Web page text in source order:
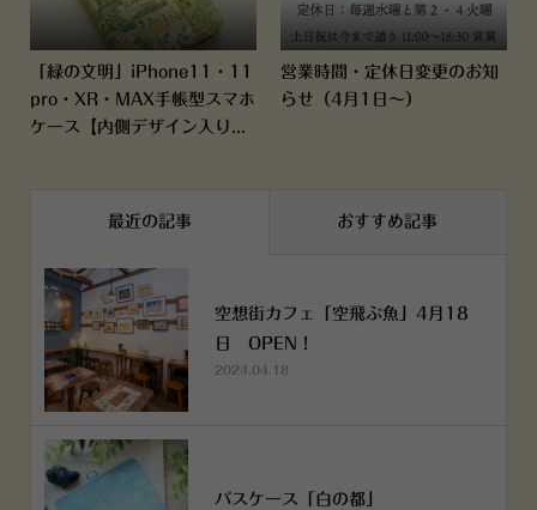
「緑の文明」iPhone11・11
pro・XR・MAX手帳型スマホ
ケース【内側デザイン入り...
営業時間・定休日変更のお知
らせ（4月1日～）
最近の記事 おすすめ記事
空想街カフェ「空飛ぶ魚」4月18
日 OPEN！
2024.04.18
パスケース「白の都」